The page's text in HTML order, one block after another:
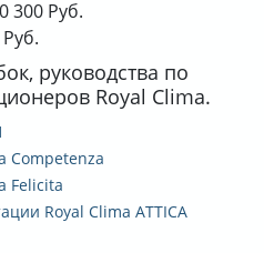
300 Руб.
руководства по
Royal Clima.
Competenza
Felicita
Royal Clima ATTICA